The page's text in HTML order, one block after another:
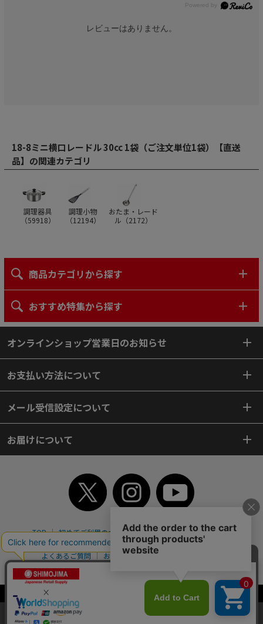
当サイトはクッキー（Cookie）を使用しています。Cookieの使用に同意いた
レビューはありません。
18-8ミニ横口レードル 30cc 1袋（ご注文単位1袋）【直送
品】の関連カテゴリ
調理器具
（59918）
調理小物
（12194）
おたま・レード
ル（2172）
商品カテゴリから探す
おすすめ特集から探す
オンラインショップ営業日のお知らせ
お支払い方法について
メール受信設定について
お届けについて
TOP 初めてご利用のお客様へ ご利用案内
ご利用規約
個人情報保護方針
特定商取引法
会社案内
よくあるご質問
お問い合わせ
ピンポイントサーチ
サイトマップ
Copyright© 2018 SHIMOJIMA Co.,Ltd. All Rights Reserved.